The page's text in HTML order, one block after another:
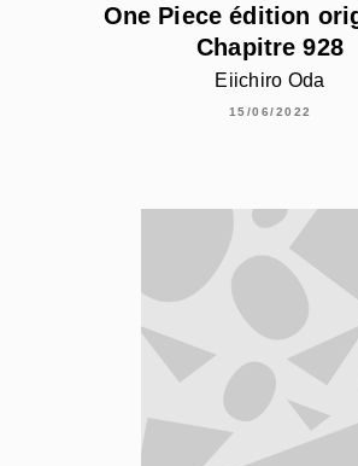
One Piece édition
Chapitre 928
Eiichiro Oda
15/06/2022